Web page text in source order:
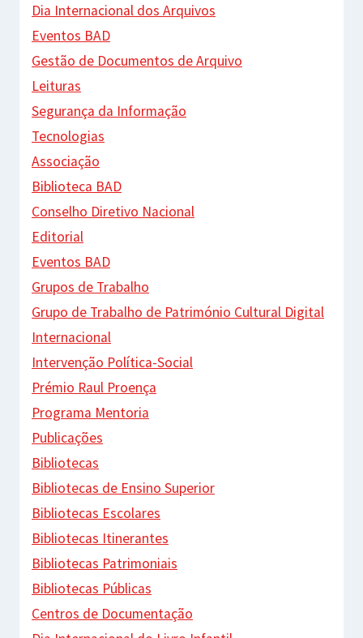
Dia Internacional dos Arquivos
Eventos BAD
Gestão de Documentos de Arquivo
Leituras
Segurança da Informação
Tecnologias
Associação
Biblioteca BAD
Conselho Diretivo Nacional
Editorial
Eventos BAD
Grupos de Trabalho
Grupo de Trabalho de Património Cultural Digital
Internacional
Intervenção Política-Social
Prémio Raul Proença
Programa Mentoria
Publicações
Bibliotecas
Bibliotecas de Ensino Superior
Bibliotecas Escolares
Bibliotecas Itinerantes
Bibliotecas Patrimoniais
Bibliotecas Públicas
Centros de Documentação